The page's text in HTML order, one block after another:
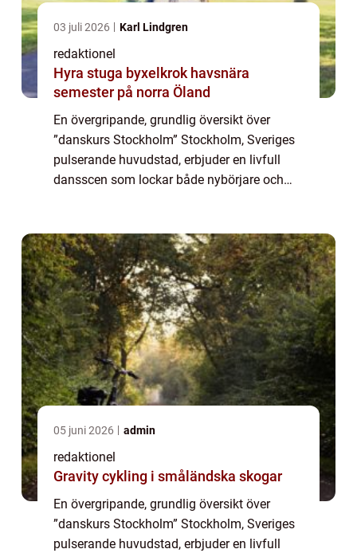
03 juli 2026 Karl Lindgren
redaktionel
Hyra stuga byxelkrok havsnära
semester på norra Öland
En övergripande, grundlig översikt över
”danskurs Stockholm” Stockholm, Sveriges
pulserande huvudstad, erbjuder en livfull
dansscen som lockar både nybörjare och
05 juni 2026 admin
redaktionel
Gravity cykling i småländska skogar
En övergripande, grundlig översikt över
”danskurs Stockholm” Stockholm, Sveriges
pulserande huvudstad, erbjuder en livfull